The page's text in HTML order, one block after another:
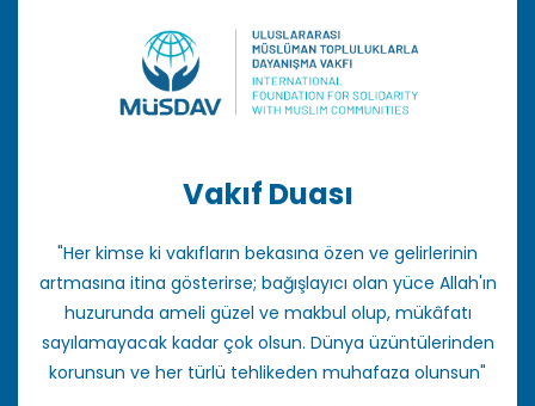
Vakıf Duası
"Her kimse ki vakıfların bekasına özen ve gelirlerinin
artmasına itina gösterirse; bağışlayıcı olan yüce Allah'ın
huzurunda ameli güzel ve makbul olup, mükâfatı
sayılamayacak kadar çok olsun. Dünya üzüntülerinden
korunsun ve her türlü tehlikeden muhafaza olunsun"